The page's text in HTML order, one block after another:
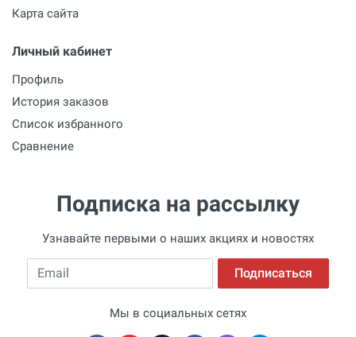
Карта сайта
Личный кабинет
Профиль
История заказов
Список избранного
Сравнение
Подписка на рассылку
Узнавайте первыми о наших акциях и новостях
Email Подписаться
Мы в социальных сетях